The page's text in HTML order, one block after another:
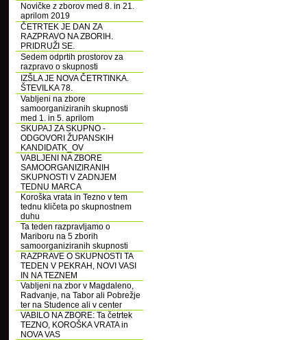
Novičke z zborov med 8. in 21.
aprilom 2019
ČETRTEK JE DAN ZA
RAZPRAVO NA ZBORIH.
PRIDRUŽI SE.
Sedem odprtih prostorov za
razpravo o skupnosti
IZŠLA JE NOVA ČETRTINKA.
ŠTEVILKA 78.
Vabljeni na zbore
samoorganiziranih skupnosti
med 1. in 5. aprilom
SKUPAJ ZA SKUPNO -
ODGOVORI ŽUPANSKIH
KANDIDATK_OV
VABLJENI NA ZBORE
SAMOORGANIZIRANIH
SKUPNOSTI V ZADNJEM
TEDNU MARCA
Koroška vrata in Tezno v tem
tednu kličeta po skupnostnem
duhu
Ta teden razpravljamo o
Mariboru na 5 zborih
samoorganiziranih skupnosti
RAZPRAVE O SKUPNOSTI TA
TEDEN V PEKRAH, NOVI VASI
IN NA TEZNEM
Vabljeni na zbor v Magdaleno,
Radvanje, na Tabor ali Pobrežje
ter na Studence ali v center
VABILO NA ZBORE: Ta četrtek
TEZNO, KOROŠKA VRATA in
NOVA VAS